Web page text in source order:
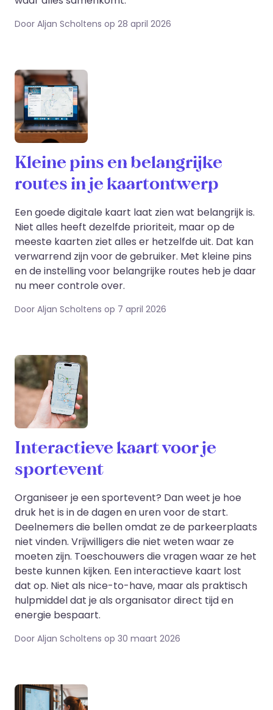
Door Aljan Scholtens op 28 april 2026
Kleine pins en belangrijke
routes in je kaartontwerp
Een goede digitale kaart laat zien wat belangrijk is.
Niet alles heeft dezelfde prioriteit, maar op de
meeste kaarten ziet alles er hetzelfde uit. Dat kan
verwarrend zijn voor de gebruiker. Met kleine pins
en de instelling voor belangrijke routes heb je daar
nu meer controle over.
Door Aljan Scholtens op 7 april 2026
Interactieve kaart voor je
sportevent
Organiseer je een sportevent? Dan weet je hoe
druk het is in de dagen en uren voor de start.
Deelnemers die bellen omdat ze de parkeerplaats
niet vinden. Vrijwilligers die niet weten waar ze
moeten zijn. Toeschouwers die vragen waar ze het
beste kunnen kijken. Een interactieve kaart lost
dat op. Niet als nice-to-have, maar als praktisch
hulpmiddel dat je als organisator direct tijd en
energie bespaart.
Door Aljan Scholtens op 30 maart 2026